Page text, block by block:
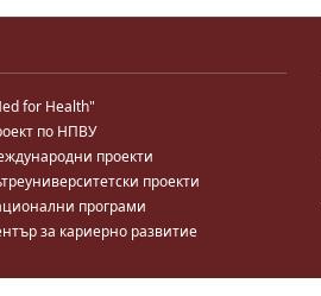
for Health"
по НПВУ
проекти
проекти
програми
за кариерно развитие